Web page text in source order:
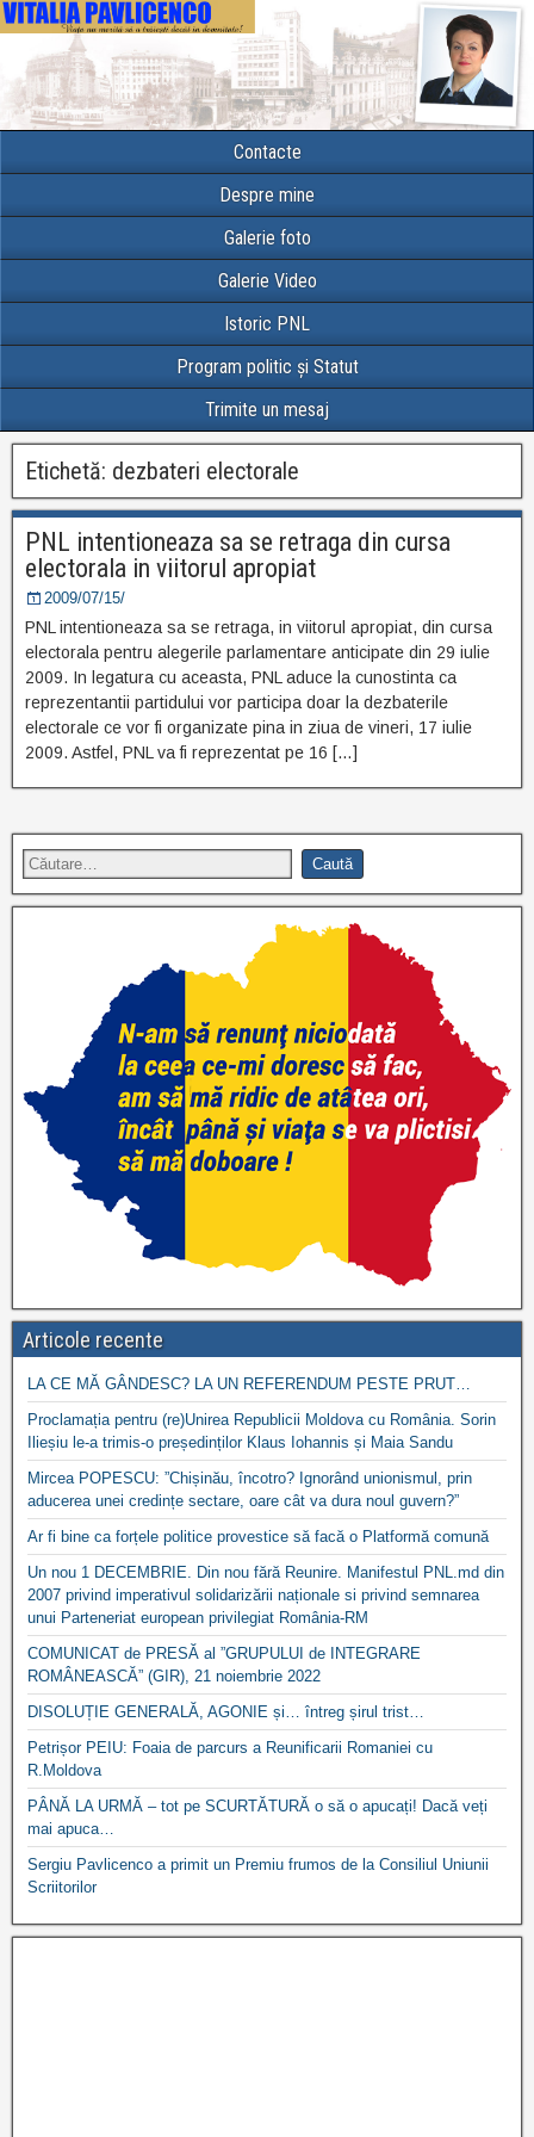
Contacte
Despre mine
Galerie foto
Galerie Video
Istoric PNL
Program politic și Statut
Trimite un mesaj
Etichetă: dezbateri electorale
PNL intentioneaza sa se retraga din cursa
electorala in viitorul apropiat
2009/07/15/
PNL intentioneaza sa se retraga, in viitorul apropiat, din cursa
electorala pentru alegerile parlamentare anticipate din 29 iulie
2009. In legatura cu aceasta, PNL aduce la cunostinta ca
reprezentantii partidului vor participa doar la dezbaterile
electorale ce vor fi organizate pina in ziua de vineri, 17 iulie
2009. Astfel, PNL va fi reprezentat pe 16 […]
Articole recente
LA CE MĂ GÂNDESC? LA UN REFERENDUM PESTE PRUT…
Proclamația pentru (re)Unirea Republicii Moldova cu România. Sorin
Ilieșiu le-a trimis-o președinților Klaus Iohannis și Maia Sandu
Mircea POPESCU: ”Chișinău, încotro? Ignorând unionismul, prin
aducerea unei credințe sectare, oare cât va dura noul guvern?”
Ar fi bine ca forțele politice provestice să facă o Platformă comună
Un nou 1 DECEMBRIE. Din nou fără Reunire. Manifestul PNL.md din
2007 privind imperativul solidarizării naționale si privind semnarea
unui Parteneriat european privilegiat România-RM
COMUNICAT de PRESĂ al ”GRUPULUI de INTEGRARE
ROMÂNEASCĂ” (GIR), 21 noiembrie 2022
DISOLUȚIE GENERALĂ, AGONIE și… întreg șirul trist…
Petrișor PEIU: Foaia de parcurs a Reunificarii Romaniei cu
R.Moldova
PÂNĂ LA URMĂ – tot pe SCURTĂTURĂ o să o apucați! Dacă veți
mai apuca…
Sergiu Pavlicenco a primit un Premiu frumos de la Consiliul Uniunii
Scriitorilor